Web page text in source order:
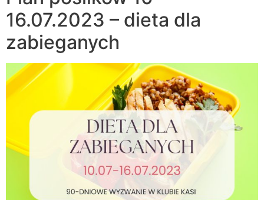
16.07.2023 – dieta dla
zabieganych